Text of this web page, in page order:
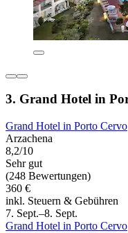
3. Grand Hotel in
Grand Hotel in Porto Cervo
Arzachena
8,2/10
Sehr gut
(248 Bewertungen)
360 €
inkl. Steuern & Gebühren
7. Sept.–8. Sept.
Grand Hotel in Porto Cervo